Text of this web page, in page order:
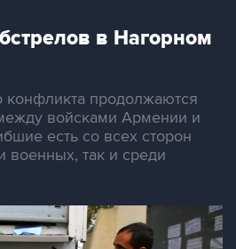
в Нагорном
конфликта продолжаются
войсками Армении и
есть со всех сторон
военных, так и среди